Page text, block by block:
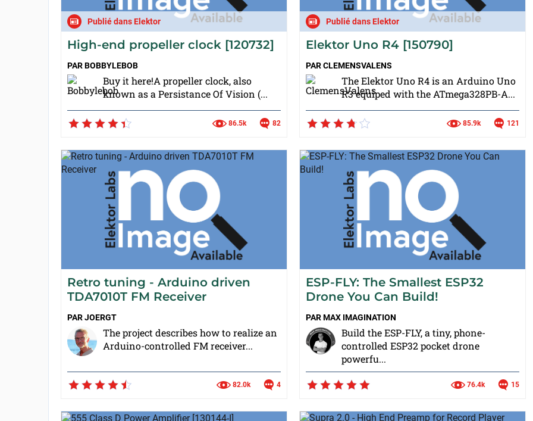
Publié dans Elektor
High-end propeller clock [120732]
PARBOBBYLEBOB
Buy it here!A propeller clock, also
known as a Persistance Of Vision (...
86.5k 82
Publié dans Elektor
Elektor Uno R4 [150790]
PARCLEMENSVALENS
The Elektor Uno R4 is an Arduino Uno
R3 equiped with the ATmega328PB-A...
85.9k 121
Retro tuning - Arduino driven
TDA7010T FM Receiver
PARJOERGT
The project describes how to realize an
Arduino-controlled FM receiver...
82.0k 4
ESP-FLY: The Smallest ESP32
Drone You Can Build!
PARMAX IMAGINATION
Build the ESP-FLY, a tiny, phone-
controlled ESP32 pocket drone
powerfu...
76.4k 15